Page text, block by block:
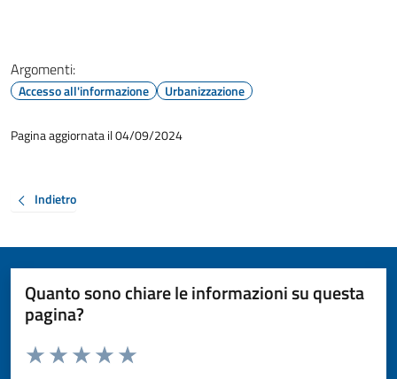
Argomenti:
Accesso all'informazione Urbanizzazione
Pagina aggiornata il 04/09/2024
Indietro
Quanto sono chiare le informazioni su questa
pagina?
Valuta da 1 a 5 stelle la pagina